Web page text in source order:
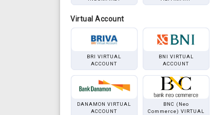
Virtual Account
BRI VIRTUAL
ACCOUNT
BNI VIRTUAL
ACCOUNT
DANAMON VIRTUAL
ACCOUNT
BNC (Neo
Commerce) VIRTUAL